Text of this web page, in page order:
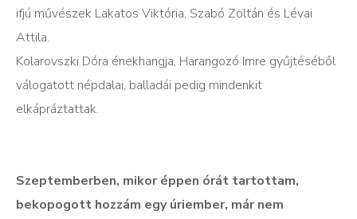
ifjú művészek Lakatos Viktória, Szabó Zoltán és Lévai
Attila.
Kolarovszki Dóra énekhangja, Harangozó Imre gyűjtéséből
válogatott népdalai, balladái pedig mindenkit
elkápráztattak.
Szeptemberben, mikor éppen órát tartottam,
bekopogott hozzám egy úriember, már nem